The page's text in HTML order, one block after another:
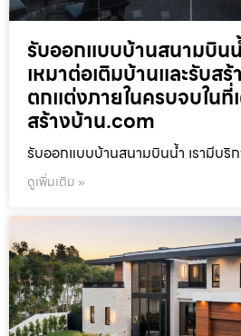
รับออกแบบบ้านสนามบินน้
เหมาต่อเติมบ้านและรับส
ตกแต่งภายในครบจบในที่
สร้างบ้าน.com
รับออกแบบบ้านสนามบินน้ำ เรามีบริก
ดูเพิ่มเติม »